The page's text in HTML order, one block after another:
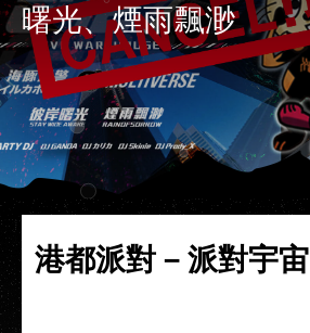
曙光、煙雨飄渺
港都派對－派對宇宙